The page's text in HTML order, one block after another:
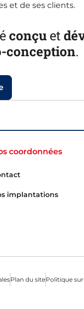
et de ses clients.
conçu et
conception.
coordonnées
implantations
Plan du sitePolitique